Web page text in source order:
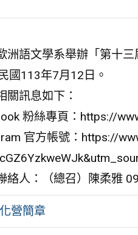
洲語文學系舉辦「第十
國113年7月12日。
關訊息如下：
粉絲專頁：https://
官方帳號：https://
絡人：（總召）陳柔雅
營簡章